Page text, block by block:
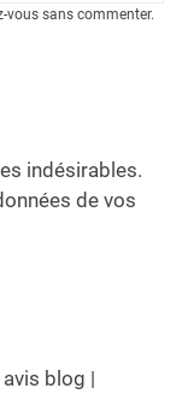
vous sans commenter.
indésirables.
de vos
blog |